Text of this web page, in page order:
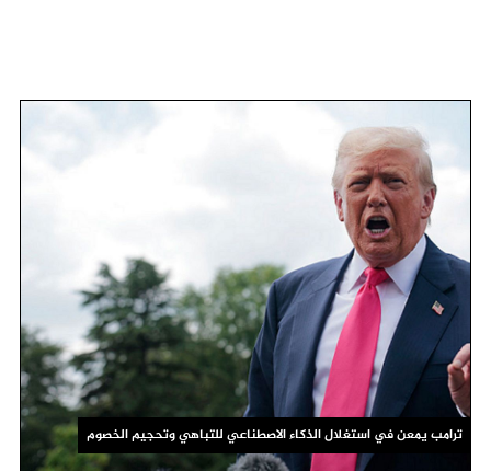
ترامب يمعن في استغلال الذكاء الاصطناعي للتباهي وتحجيم الخصوم